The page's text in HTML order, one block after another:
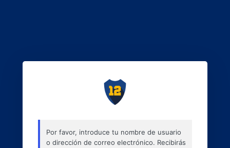
Por favor, introduce tu nombre de usuario
o dirección de correo electrónico. Recibirás